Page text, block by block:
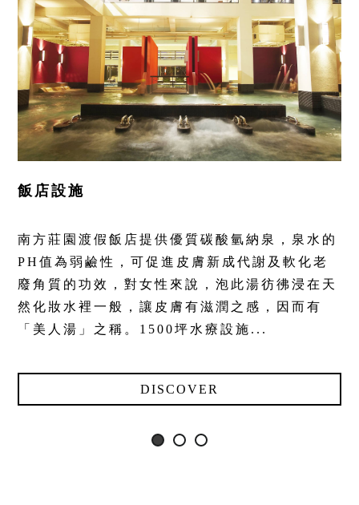
飯店設施
南方莊園渡假飯店提供優質碳酸氫納泉，泉水的
PH值為弱鹼性，可促進皮膚新成代謝及軟化老
廢角質的功效，對女性來說，泡此湯彷彿浸在天
然化妝水裡一般，讓皮膚有滋潤之感，因而有
「美人湯」之稱。1500坪水療設施...
DISCOVER